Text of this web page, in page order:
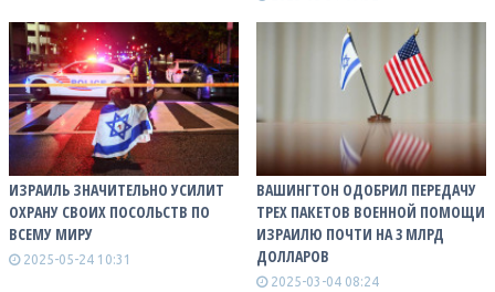
ИЗРАИЛЬ ЗНАЧИТЕЛЬНО УСИЛИТ
ОХРАНУ СВОИХ ПОСОЛЬСТВ ПО
ВСЕМУ МИРУ
2025-05-24 10:31
ВАШИНГТОН ОДОБРИЛ ПЕРЕДАЧУ
ТРЕХ ПАКЕТОВ ВОЕННОЙ ПОМОЩИ
ИЗРАИЛЮ ПОЧТИ НА 3 МЛРД
ДОЛЛАРОВ
2025-03-04 08:24